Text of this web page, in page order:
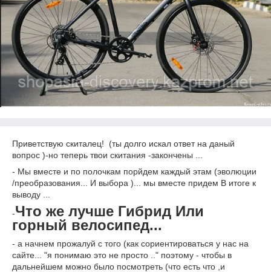
Приветствую скиталец! (ты долго искал ответ на даный
вопрос )-но теперь твои скитания -закончены ...
- Мы вместе и по полочкам порйдем каждый этам (эволюции
/преобразования... И выбора )... мы вместе придем В итоге к
выводу ...
-Что же лучше Гибрид Или
горный велосипед...
- а начнем прожалуй с того (как сориентироваться у нас на
сайте... "я понимаю это не просто .." поэтому - чтобы в
дальнейшем можно было посмотреть (что есть что ,и